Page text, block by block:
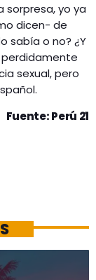
sorpresa, yo ya
dicen- de
sabía o no? ¿Y
sexual, pero
Fuente: Perú 21